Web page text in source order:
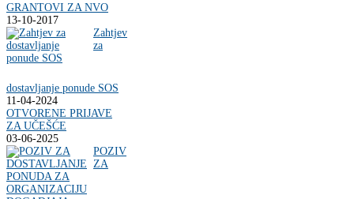
GRANTOVI ZA NVO
13-10-2017
Zahtjev
za
dostavljanje ponude SOS
11-04-2024
OTVORENE PRIJAVE
ZA UČEŠĆE
03-06-2025
POZIV
ZA